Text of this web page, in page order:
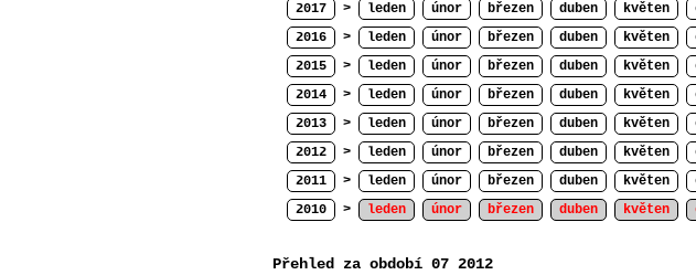
2017
> leden únor březen duben květen
2016
> leden únor březen duben květen
2015
> leden únor březen duben květen
2014
> leden únor březen duben květen
2013
> leden únor březen duben květen
2012
> leden únor březen duben květen
2011
> leden únor březen duben květen
2010
> leden únor březen duben květen
Přehled za období 07 2012